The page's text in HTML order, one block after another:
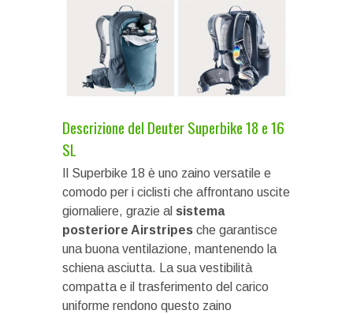
Descrizione del Deuter Superbike 18 e 16
SL
Il Superbike 18 è uno zaino versatile e
comodo per i ciclisti che affrontano uscite
giornaliere, grazie al sistema
posteriore Airstripes che garantisce
una buona ventilazione, mantenendo la
schiena asciutta. La sua vestibilità
compatta e il trasferimento del carico
uniforme rendono questo zaino